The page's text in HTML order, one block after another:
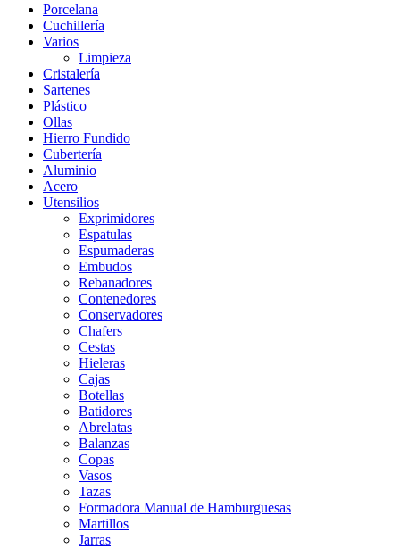
Porcelana
Cuchillería
Varios
Limpieza
Cristalería
Sartenes
Plástico
Ollas
Hierro Fundido
Cubertería
Aluminio
Acero
Utensilios
Exprimidores
Espatulas
Espumaderas
Embudos
Rebanadores
Contenedores
Conservadores
Chafers
Cestas
Hieleras
Cajas
Botellas
Batidores
Abrelatas
Balanzas
Copas
Vasos
Tazas
Formadora Manual de Hamburguesas
Martillos
Jarras